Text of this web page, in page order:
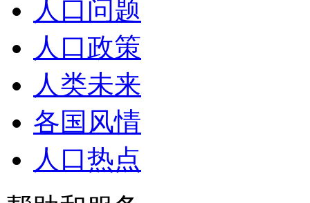
人口问题
人口政策
人类未来
各国风情
人口热点